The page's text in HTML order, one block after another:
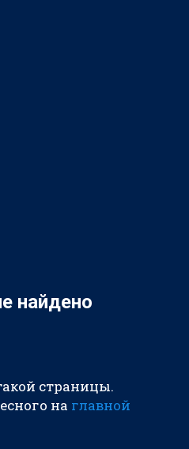
найдено
страницы.
на главной